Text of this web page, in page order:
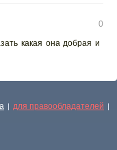
0
какая она добрая и
| для правообладателей |